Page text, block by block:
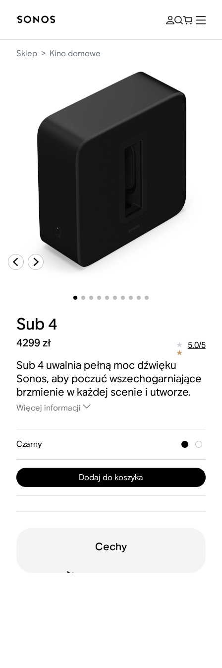
Sklep > Kino domowe
Sub 4
4299 zł 5.0/5
Sub 4 uwalnia pełną moc dźwięku
Sonos, aby poczuć wszechogarniające
brzmienie w każdej scenie i utworze.
Więcej informacji
Czarny
Dodaj do koszyka
Cechy